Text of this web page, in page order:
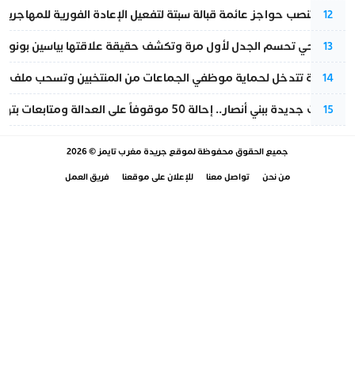
12
إسبانيا تنصب حواجز عائمة قبالة سبتة لتفعيل الإعادة الفورية للمهاجرين
13
نورا فتحي تحسم الجدل لأول مرة وتكشف حقيقة علاقتها بياسين بونو
14
الداخلية تتدخل لحماية موظفي الجماعات من المنتخبين وتسحب ملف
15
تطورات جديدة ببني أنصار.. إحالة 50 موقوفاً على العدالة ومتابعات بتهم ثقيلة
جميع الحقوق محفوظة لموقع جريدة مغرب تايمز© 2026
من نحن تواصل معنا للإعلان على موقعنا فريق العمل